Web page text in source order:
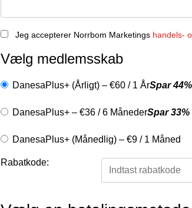
Jeg accepterer Norrbom Marketings handels-
Vælg medlemsskab
DanesaPlus+ (Årligt) – €60 / 1 ÅrSpar 44%
DanesaPlus+ – €36 /6 MånederSpar 33%
DanesaPlus+ (Månedlig) – €9 / 1 Måned
Rabatkode: